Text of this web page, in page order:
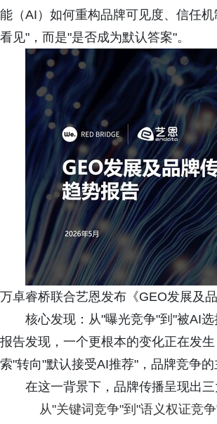
能（AI）如何重构品牌可见度、信任
看见"，而是"是否成为默认答案"。
万卓睿桥联合艺恩发布《GEO发展及
核心发现：从"曝光竞争"到"被AI选
报告发现，一个更根本的变化正在发
索"转向"默认接受AI推荐"，品牌竞争
在这一背景下，品牌传播呈现出三
从"关键词竞争"到"语义权证竞